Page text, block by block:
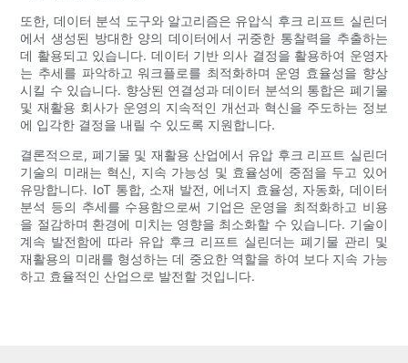
또한, 데이터 분석 도구와 알고리즘은 유압식 후크 리프트 실린더
에서 생성된 방대한 양의 데이터에서 귀중한 통찰력을 추출하는
데 활용되고 있습니다. 데이터 기반 의사 결정을 활용하여 운영자
는 추세를 파악하고 워크플로를 최적화하며 운영 효율성을 향상
시킬 수 있습니다. 향상된 연결성과 데이터 분석의 통합은 폐기물
및 재활용 회사가 운영의 지속적인 개선과 혁신을 주도하는 정보
에 입각한 결정을 내릴 수 있도록 지원합니다.
결론적으로, 폐기물 및 재활용 산업에서 유압 후크 리프트 실린더
기술의 미래는 혁신, 지속 가능성 및 효율성에 중점을 두고 있어
유망합니다. IoT 통합, 소재 발전, 에너지 효율성, 자동화, 데이터
분석 등의 추세를 수용함으로써 기업은 운영을 최적화하고 비용
을 절감하며 환경에 미치는 영향을 최소화할 수 있습니다. 기술이
계속 발전함에 따라 유압 후크 리프트 실린더는 폐기물 관리 및
재활용의 미래를 형성하는 데 중요한 역할을 하여 보다 지속 가능
하고 효율적인 산업으로 발전할 것입니다.